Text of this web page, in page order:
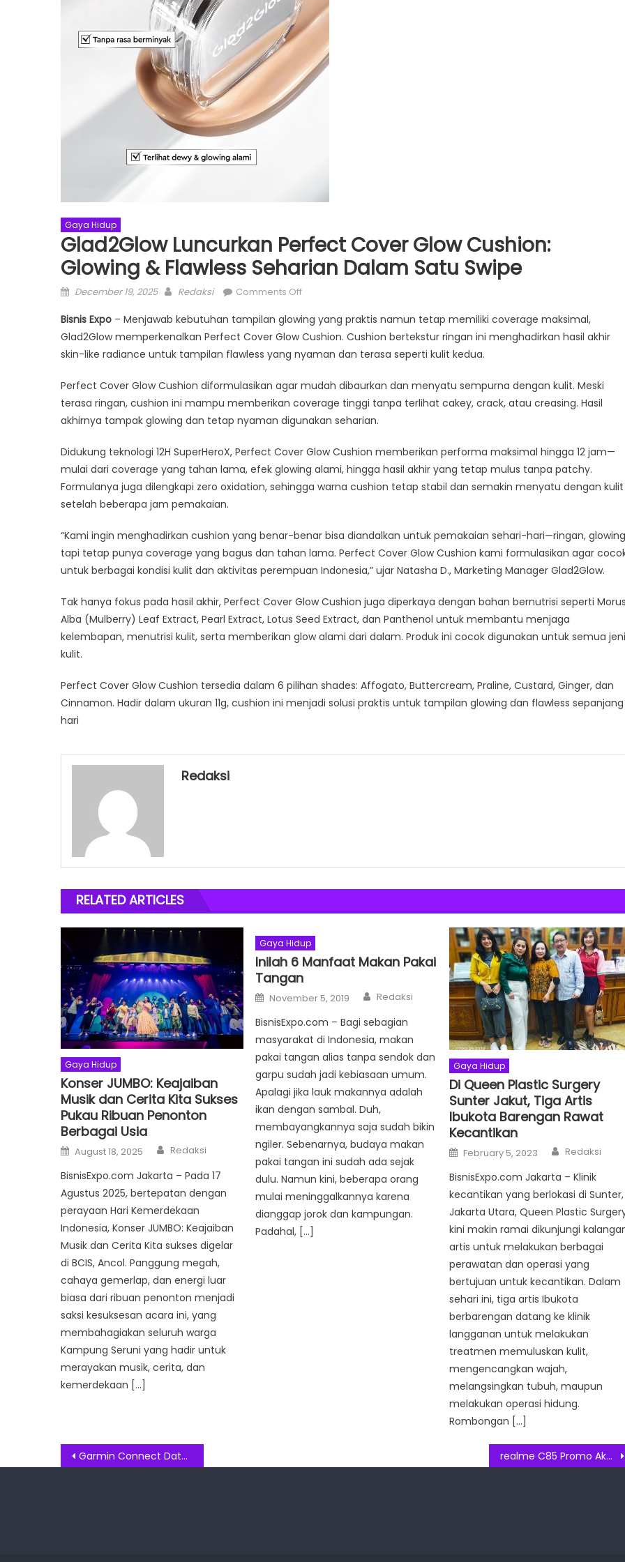
Gaya Hidup
Glad2Glow Luncurkan Perfect Cover Glow Cushion:
Glowing & Flawless Seharian Dalam Satu Swipe
Posted
December 19, 2025 Author
Redaksi Comments Offon
Luncurkan
Perfect
Cover
Cushion:
Glowing
&
Seharian
dalam
Satu
Bisnis Expo – Menjawab kebutuhan tampilan glowing yang praktis namun tetap memiliki coverage maksimal,
Glad2Glow memperkenalkan Perfect Cover Glow Cushion. Cushion bertekstur ringan ini menghadirkan hasil akhir
skin-like radiance untuk tampilan flawless yang nyaman dan terasa seperti kulit kedua.
Perfect Cover Glow Cushion diformulasikan agar mudah dibaurkan dan menyatu sempurna dengan kulit. Meski
terasa ringan, cushion ini mampu memberikan coverage tinggi tanpa terlihat cakey, crack, atau creasing. Hasil
akhirnya tampak glowing dan tetap nyaman digunakan seharian.
Didukung teknologi 12H SuperHeroX, Perfect Cover Glow Cushion memberikan performa maksimal hingga 12 jam—
mulai dari coverage yang tahan lama, efek glowing alami, hingga hasil akhir yang tetap mulus tanpa patchy.
Formulanya juga dilengkapi zero oxidation, sehingga warna cushion tetap stabil dan semakin menyatu dengan kulit
setelah beberapa jam pemakaian.
“Kami ingin menghadirkan cushion yang benar-benar bisa diandalkan untuk pemakaian sehari-hari—ringan,
tapi tetap punya coverage yang bagus dan tahan lama. Perfect Cover Glow Cushion kami formulasikan agar
untuk berbagai kondisi kulit dan aktivitas perempuan Indonesia,” ujar Natasha D., Marketing Manager Glad2Glow.
Tak hanya fokus pada hasil akhir, Perfect Cover Glow Cushion juga diperkaya dengan bahan bernutrisi seperti
Alba (Mulberry) Leaf Extract, Pearl Extract, Lotus Seed Extract, dan Panthenol untuk membantu menjaga
kelembapan, menutrisi kulit, serta memberikan glow alami dari dalam. Produk ini cocok digunakan untuk semua
kulit.
Perfect Cover Glow Cushion tersedia dalam 6 pilihan shades: Affogato, Buttercream, Praline, Custard, Ginger, dan
Cinnamon. Hadir dalam ukuran 11g, cushion ini menjadi solusi praktis untuk tampilan glowing dan flawless sepanjang
hari
Redaksi
RELATED ARTICLES
Gaya Hidup
Konser JUMBO: Keajaiban
Musik dan Cerita Kita Sukses
Pukau Ribuan Penonton
Berbagai Usia
Posted
on
August 18, 2025 Author
Redaksi
BisnisExpo.com Jakarta – Pada 17
Agustus 2025, bertepatan dengan
perayaan Hari Kemerdekaan
Indonesia, Konser JUMBO: Keajaiban
Musik dan Cerita Kita sukses digelar
di BCIS, Ancol. Panggung megah,
cahaya gemerlap, dan energi luar
biasa dari ribuan penonton menjadi
saksi kesuksesan acara ini, yang
membahagiakan seluruh warga
Kampung Seruni yang hadir untuk
merayakan musik, cerita, dan
kemerdekaan […]
Gaya Hidup
Inilah 6 Manfaat Makan Pakai
Tangan
Posted
on
November 5, 2019 Author
Redaksi
BisnisExpo.com – Bagi sebagian
masyarakat di Indonesia, makan
pakai tangan alias tanpa sendok dan
garpu sudah jadi kebiasaan umum.
Apalagi jika lauk makannya adalah
ikan dengan sambal. Duh,
membayangkannya saja sudah bikin
ngiler. Sebenarnya, budaya makan
pakai tangan ini sudah ada sejak
dulu. Namun kini, beberapa orang
mulai meninggalkannya karena
dianggap jorok dan kampungan.
Padahal, […]
Gaya Hidup
Di Queen Plastic Surgery
Sunter Jakut, Tiga Artis
Ibukota Barengan Rawat
Kecantikan
Posted
on
February 5, 2023 Author
Redaksi
BisnisExpo.com Jakarta – Klinik
kecantikan yang berlokasi di Sunter,
Jakarta Utara, Queen Plastic
kini makin ramai dikunjungi
artis untuk melakukan berbagai
perawatan dan operasi yang
bertujuan untuk kecantikan. Dalam
sehari ini, tiga artis Ibukota
berbarengan datang ke klinik
langganan untuk melakukan
treatmen memuluskan kulit,
mengencangkan wajah,
melangsingkan tubuh, maupun
melakukan operasi hidung.
Rombongan […]
Post
Garmin Connect Data Report 2025: Masyarakat Indonesia Tunjukkan Tren Positif Menuju Gaya Hidup Lebih Aktif dan Sehat realme C85 Promo Akhir Tahun Hadirkan Cashback Rp100 Ribu